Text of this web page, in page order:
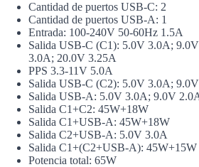
Cantidad de puertos USB-C: 2
Cantidad de puertos USB-A: 1
Entrada: 100-240V 50-60Hz 1.5A
Salida USB-C (C1): 5.0V 3.0A;
3.0A; 20.0V 3.25A
PPS 3.3-11V 5.0A
Salida USB-C (C2): 5.0V 3.0A;
Salida USB-A: 5.0V 3.0A; 9.0V
Salida C1+C2: 45W+18W
Salida C1+USB-A: 45W+18W
Salida C2+USB-A: 5.0V 3.0A
Salida C1+(C2+USB-A): 45W+15W
Potencia total: 65W